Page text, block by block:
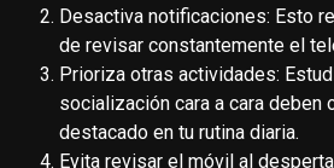
Desactiva notificaciones: Esto
de revisar constantemente el
Prioriza otras actividades:
socialización cara a cara deben
destacado en tu rutina diaria.
Evita revisar el móvil al